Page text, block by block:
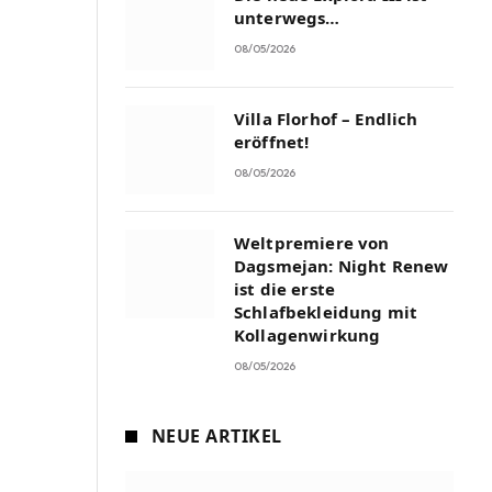
unterwegs…
08/05/2026
Villa Florhof – Endlich
eröffnet!
08/05/2026
Weltpremiere von
Dagsmejan: Night Renew
ist die erste
Schlafbekleidung mit
Kollagenwirkung
08/05/2026
NEUE ARTIKEL